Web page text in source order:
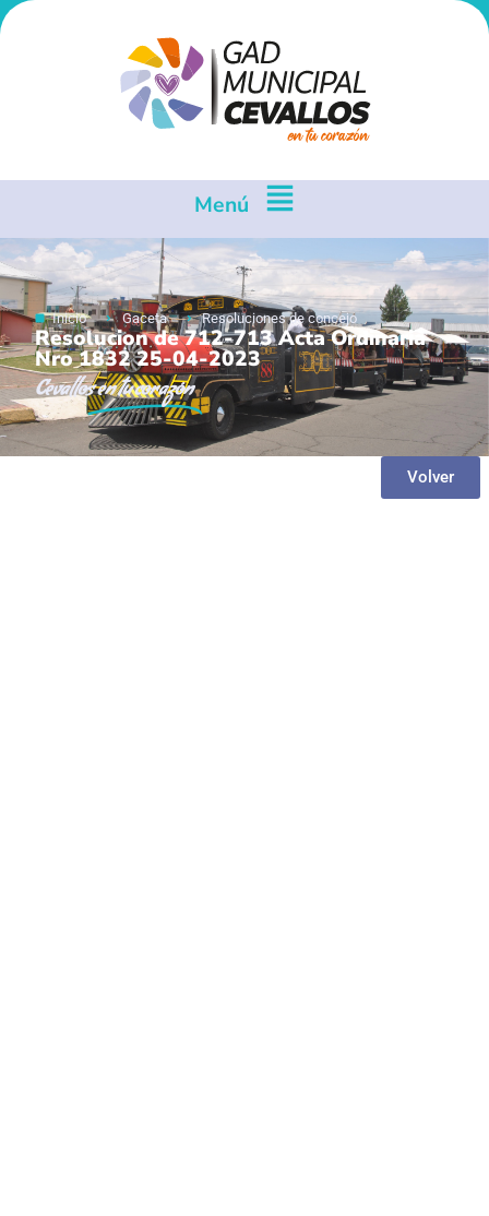
Menú
Inicio Gaceta Resoluciones de concejo
Resolucion de 712-713 Acta Ordinaria
Nro 1832 25-04-2023
Cevallosen tu corazón
Volver